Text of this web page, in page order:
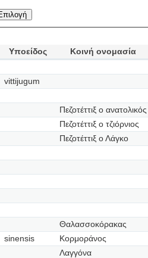
Υποείδος
Κοινή ονομασία
vittijugum
Πεζοτέττιξ ο ανατολικός
Πεζοτέττιξ ο τζιόρνιος
Πεζοτέττιξ ο Λάγκο
Θαλασσοκόρακας
sinensis
Κορμοράνος
Λαγγόνα